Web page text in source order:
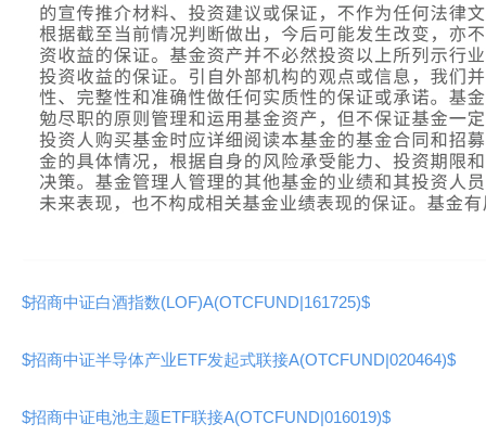
$招商中证白酒指数(LOF)A(OTCFUND|161725)$
$招商中证半导体产业ETF发起式联接A(OTCFUND|020464)$
$招商中证电池主题ETF联接A(OTCFUND|016019)$